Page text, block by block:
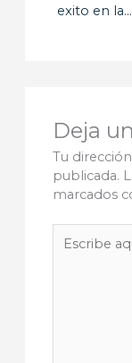
exito en la…
Deja
Tu
publicada.
marcados
aquí...